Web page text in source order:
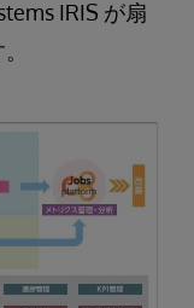
IRIS が扇